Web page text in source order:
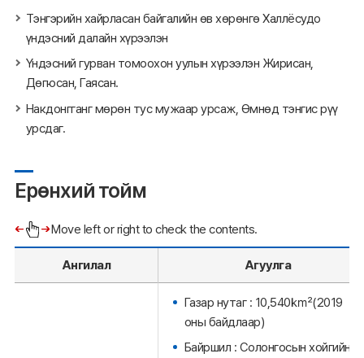
Тэнгэрийн хайрласан байгалийн өв хөрөнгө Халлёсудо
үндэсний далайн хүрээлэн
Үндэсний гурван томоохон уулын хүрээлэн Жирисан,
Дөгюсан, Гаясан.
Накдонгганг мөрөн тус мужаар урсаж, Өмнөд тэнгис рүү
урсдаг.
Ерөнхий тойм
Move left or right to check the contents.
Ангилал Агуулга
Газар нутаг : 10,540㎢(2019
оны байдлаар)
Байршил : Солонгосын хойгийн